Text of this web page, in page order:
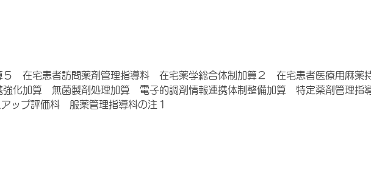
５ 在宅患者訪問薬剤管理指導料 在宅薬学総合体制加算２ 在宅患者医療用麻薬
化加算 無菌製剤処理加算 電子的調剤情報連携体制整備加算 特定薬剤管理指
ップ評価料 服薬管理指導料の注１